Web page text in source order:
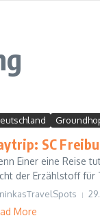
SC
Einer eine Reise
der Erzählstoff für
More